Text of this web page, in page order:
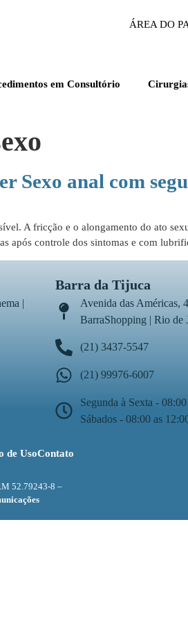
ÁREA DO
em Consultório
Sexo anal com
A fricção e o alongamento do ato
após controle dos sintomas e com
|
Barra da Tijuca
Avenida das Américas,
BarraShopping | Rio de
(21) 3437-5547
(21) 99976-6007
Segunda à Sexta -
Sábados - 08:00 as
de UsoContato
52.79243-8 –